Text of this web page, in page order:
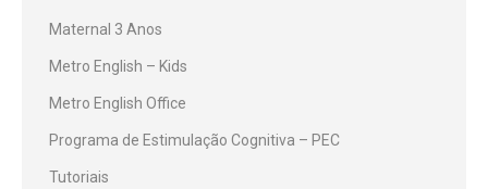
Maternal 3 Anos
Metro English – Kids
Metro English Office
Programa de Estimulação Cognitiva – PEC
Tutoriais